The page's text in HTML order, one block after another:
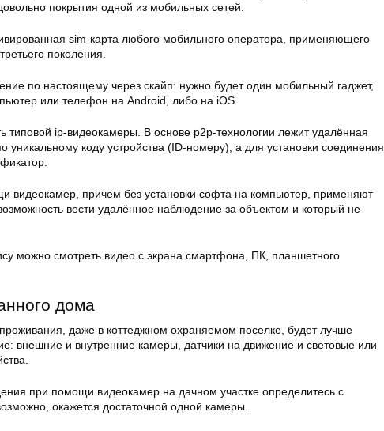
покрытия одной из мобильных сетей.
sim-карта любого мобильного оператора, применяющего
поколения.
по настоящему через скайп: нужно будет один мобильный гаджет,
или телефон на Android, либо на iOS.
типовой ip-видеокамеры. В основе p2p-технологии лежит удалённая
уникальному коду устройства (ID-номеру), а для установки соединения
видеокамер, причем без установки софта на компьютер, применяют
вести удалённое наблюдение за объектом и который не
можно смотреть видео с экрана смартфона, ПК, планшетного
дома
даже в коттеджном охраняемом поселке, будет лучше
внешние и внутренние камеры, датчики на движение и световые или
при помощи видеокамер на дачном участке определитесь с
окажется достаточной одной камеры.